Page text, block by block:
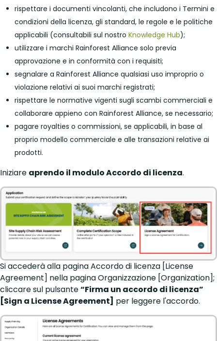
rispettare i documenti vincolanti, che includono i Termini e
condizioni della licenza, gli standard, le regole e le politiche
applicabili (consultabili sul nostro Knowledge Hub);
utilizzare i marchi Rainforest Alliance solo previa
approvazione e in conformità con i requisiti;
segnalare a Rainforest Alliance qualsiasi uso improprio o
violazione relativi ai suoi marchi registrati;
rispettare le normative vigenti sugli scambi commerciali e
collaborare appieno con Rainforest Alliance, se necessario;
pagare royalties o commissioni, se applicabili, in base al
proprio modello commerciale e alle transazioni relative ai
prodotti.
Iniziare aprendo il modulo Accordo di licenza.
Si accederà alla pagina Accordo di licenza [License
Agreement] nella pagina Organizzazione [Organization];
cliccare sul pulsante“Firma un accordo di licenza”
[Sign a License Agreement] per leggere l'accordo.